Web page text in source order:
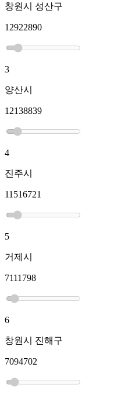
창원시 성산구
12922890
3
양산시
12138839
4
진주시
11516721
5
거제시
7111798
6
창원시 진해구
7094702